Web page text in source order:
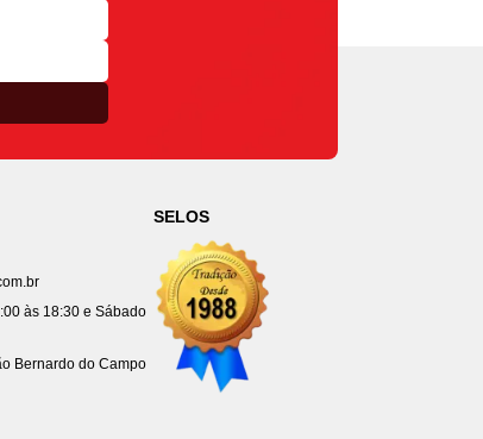
às 18:30 e Sábado
Bernardo do Campo
SELOS